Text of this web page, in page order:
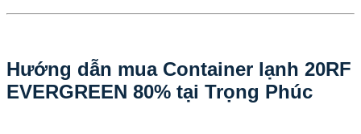
Hướng dẫn mua Container lạnh 20RF
EVERGREEN 80% tại Trọng Phúc